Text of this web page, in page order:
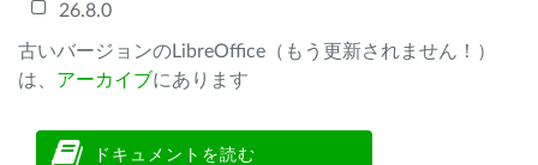
26.8.0
古いバージョンのLibreOffice（もう更新されません！）
は、 アーカイブにあります
ドキュメントを読む